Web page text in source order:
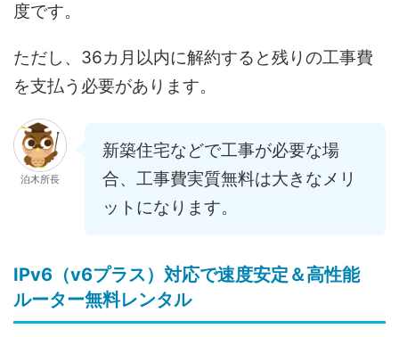
度です。
ただし、36カ月以内に解約すると残りの工事費
を支払う必要があります。
泊木所長
新築住宅などで工事が必要な場
合、工事費実質無料は大きなメリ
ットになります。
IPv6（v6プラス）対応で速度安定＆高性能
ルーター無料レンタル